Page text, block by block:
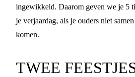
ingewikkeld. Daarom geven we je 5
je verjaardag, als je ouders niet
komen.
TWEE